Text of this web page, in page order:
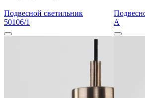
Подвесной светильник
50106/1
A